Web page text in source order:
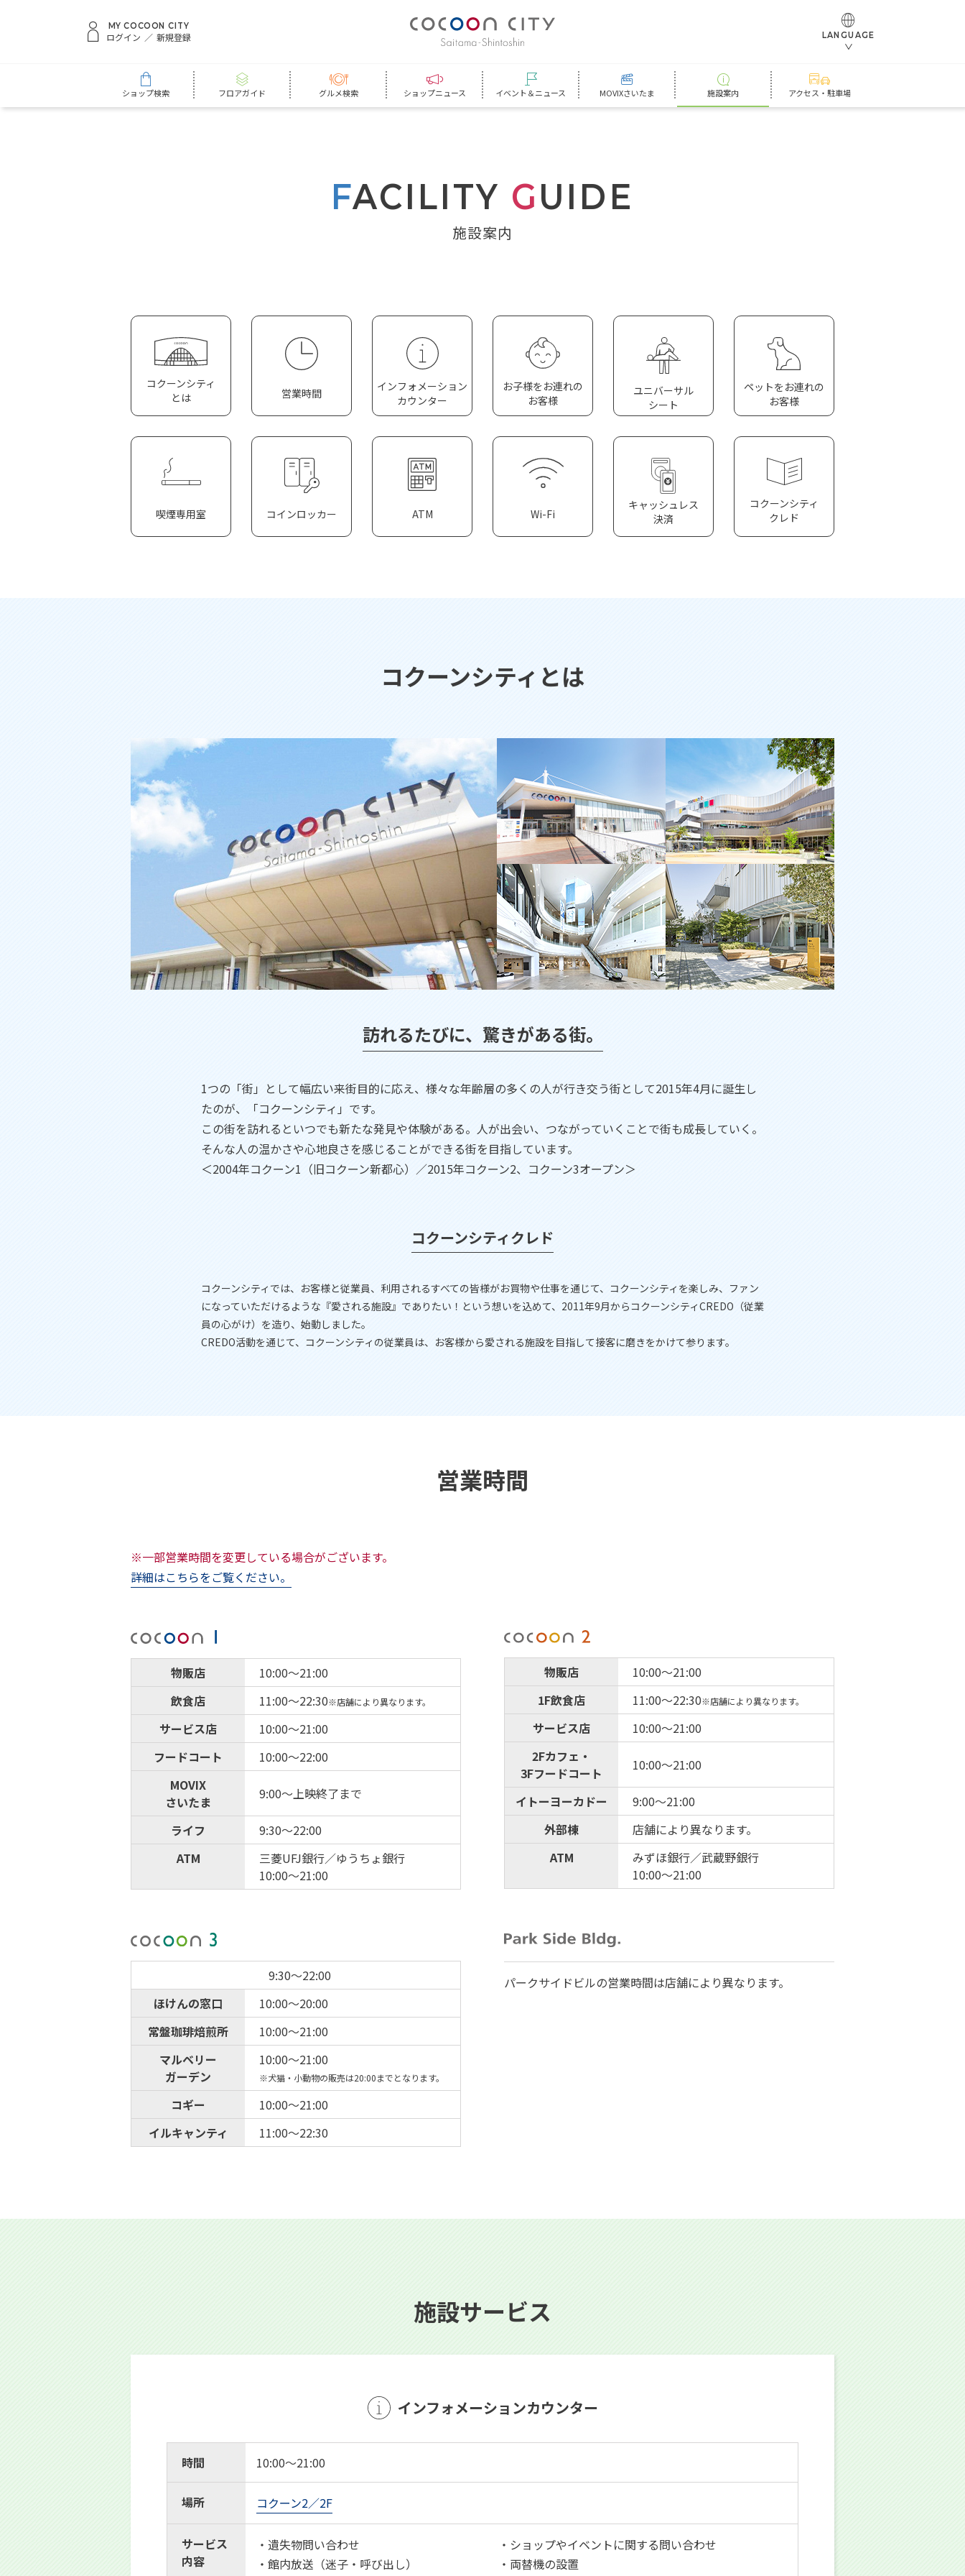
MY COCOON CITY
ログイン 新規登録 LANGUAGE
ショップ検索 フロアガイド グルメ検索 ショップニュース イベント＆ニュース MOVIXさいたま 施設案内 アクセス・駐車場
FACILITY GUIDE
施設案内
コクーンシティ
とは
営業時間
インフォメーション
カウンター
お子様をお連れの
お客様
ユニバーサル
シート
ペットをお連れの
お客様
喫煙専用室 コインロッカー ATM Wi-Fi
キャッシュレス
決済
コクーンシティ
クレド
コクーンシティとは
訪れるたびに、驚きがある街。
1つの「街」として幅広い来街目的に応え、様々な年齢層の多くの人が行き交う街として2015年4月に誕生し
たのが、「コクーンシティ」です。
この街を訪れるといつでも新たな発見や体験がある。人が出会い、つながっていくことで街も成長していく。
そんな人の温かさや心地良さを感じることができる街を目指しています。
＜2004年コクーン1（旧コクーン新都心）／2015年コクーン2、コクーン3オープン＞
コクーンシティクレド
コクーンシティでは、お客様と従業員、利用されるすべての皆様がお買物や仕事を通じて、コクーンシティを楽しみ、ファン
になっていただけるような『愛される施設』でありたい！という想いを込めて、2011年9月からコクーンシティCREDO（従業
員の心がけ）を造り、始動しました。
CREDO活動を通じて、コクーンシティの従業員は、お客様から愛される施設を目指して接客に磨きをかけて参ります。
営業時間
※一部営業時間を変更している場合がございます。
詳細はこちらをご覧ください。
物販店
10:00～21:00
飲食店
11:00～22:30※店舗により異なります。
サービス店
10:00～21:00
フードコート
10:00～22:00
MOVIX
さいたま
9:00～上映終了まで
ライフ
9:30～22:00
ATM
三菱UFJ銀行／ゆうちょ銀行
10:00～21:00
物販店
10:00～21:00
1F飲食店
11:00～22:30※店舗により異なります。
サービス店
10:00～21:00
2Fカフェ・
3Fフードコート
10:00～21:00
イトーヨーカドー
9:00～21:00
外部棟
店舗により異なります。
ATM
みずほ銀行／武蔵野銀行
10:00～21:00
9:30～22:00
ほけんの窓口
10:00～20:00
常盤珈琲焙煎所
10:00～21:00
マルベリー
ガーデン
10:00～21:00
※犬猫・小動物の販売は20:00までとなります。
コギー
10:00～21:00
イルキャンティ
11:00～22:30
パークサイドビルの営業時間は店舗により異なります。
施設サービス
インフォメーションカウンター
時間 10:00～21:00
場所 コクーン2／2F
サービス
内容
・遺失物問い合わせ
・ショップやイベントに関する問い合わせ
・館内放送（迷子・呼び出し）
・両替機の設置